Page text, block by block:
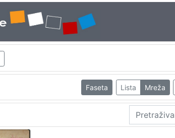
Faseta Lista Mreža